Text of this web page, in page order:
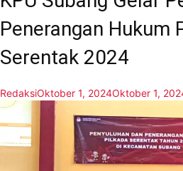
Penerangan Hukum
Serentak 2024
RedaksiOktober 1, 2024Oktober 1,